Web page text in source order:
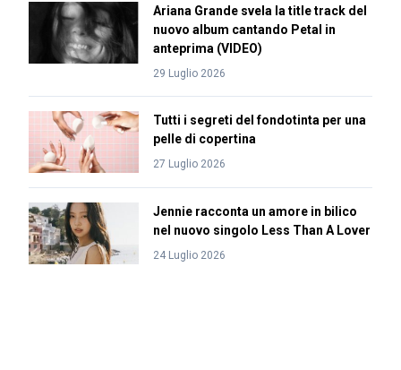
Ariana Grande svela la title track del
nuovo album cantando Petal in
anteprima (VIDEO)
29 Luglio 2026
Tutti i segreti del fondotinta per una
pelle di copertina
27 Luglio 2026
Jennie racconta un amore in bilico
nel nuovo singolo Less Than A Lover
24 Luglio 2026